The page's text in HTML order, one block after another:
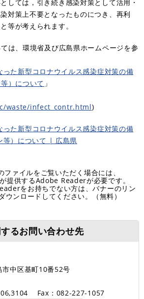
しては，引き続き感染対策として活用・
対策上不要となったものにつき、再利
等が考えられます。
は、環境省及び広島県ホームページを参
った新型コロナウイルス感染症対策の備
）について 」
waste/infect_contr.html)
った新型コロナウイルス感染症対策の備
等）について | 広島県
ファイルをご覧いただく場合には、
提供するAdobe Readerが必要です。
をお持ちでない方は、バナーのリン
ウンロードしてください。（無料）
るお問い合わせ先
市中区基町10番52号
Fax：082-227-1057